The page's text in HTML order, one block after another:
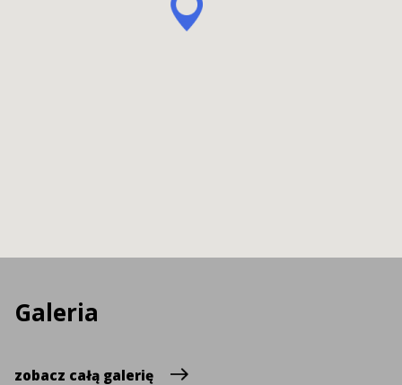
Galeria
zobacz całą galerię